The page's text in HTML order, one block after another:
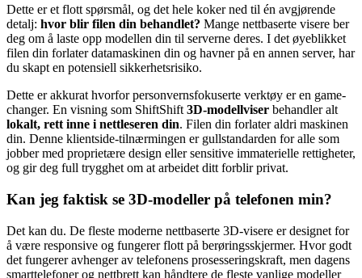
Dette er et flott spørsmål, og det hele koker ned til én avgjørende
detalj: hvor blir filen din behandlet? Mange nettbaserte visere ber
deg om å laste opp modellen din til serverne deres. I det øyeblikket
filen din forlater datamaskinen din og havner på en annen server, har
du skapt en potensiell sikkerhetsrisiko.
Dette er akkurat hvorfor personvernsfokuserte verktøy er en game-
changer. En visning som ShiftShift 3D-modellviser behandler alt
lokalt, rett inne i nettleseren din. Filen din forlater aldri maskinen
din. Denne klientside-tilnærmingen er gullstandarden for alle som
jobber med proprietære design eller sensitive immaterielle rettigheter,
og gir deg full trygghet om at arbeidet ditt forblir privat.
Kan jeg faktisk se 3D-modeller på telefonen min?
Det kan du. De fleste moderne nettbaserte 3D-visere er designet for
å være responsive og fungerer flott på berøringsskjermer. Hvor godt
det fungerer avhenger av telefonens prosesseringskraft, men dagens
smarttelefoner og nettbrett kan håndtere de fleste vanlige modeller